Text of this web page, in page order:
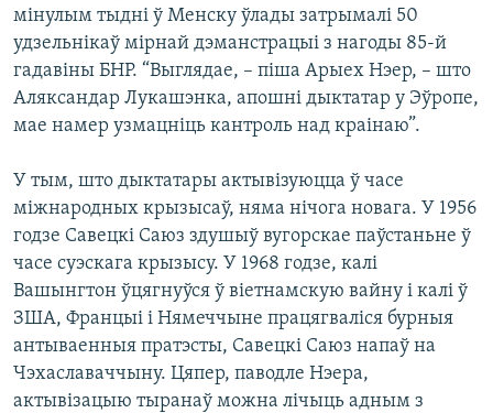
мінулым тыдні ў Менску ўлады затрымалі 50
удзельнікаў мірнай дэманстрацыі з нагоды 85-й
гадавіны БНР. “Выглядае, – піша Арыех Нэер, – што
Аляксандар Лукашэнка, апошні дыктатар у Эўропе,
мае намер узмацніць кантроль над краінаю”.
У тым, што дыктатары актывізуюцца ў часе
міжнародных крызысаў, няма нічога новага. У 1956
годзе Савецкі Саюз здушыў вугорскае паўстаньне ў
часе суэскага крызысу. У 1968 годзе, калі
Вашынгтон ўцягнуўся ў віетнамскую вайну і калі ў
ЗША, Францыі і Нямеччыне працягваліся бурныя
антываенныя пратэсты, Савецкі Саюз напаў на
Чэхаславаччыну. Цяпер, паводле Нэера,
актывізацыю тыранаў можна лічыць адным з